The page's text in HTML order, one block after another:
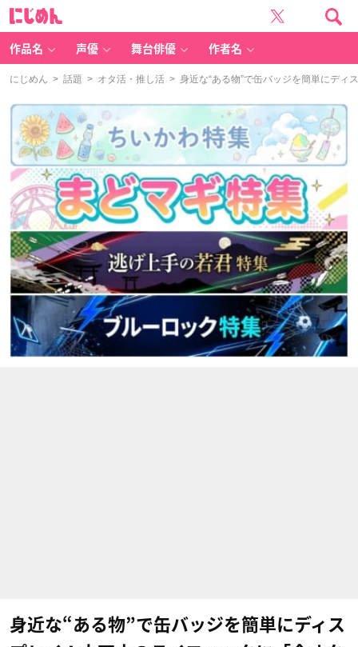
作品名 声優 舞台俳優 作者名
にじめん > 話題 > オタ活・推し活 > 身近な“ある物”で缶バッジを簡単にディ
身近な“ある物”で缶バッジを簡単にディス